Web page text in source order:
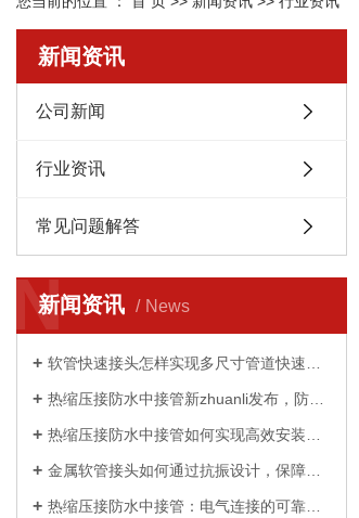
新闻资讯
公司新闻
行业资讯
常见问题解答
新闻资讯 News
N
软管快速接头怎样实现多尺寸管道快速适配？
热缩压接防水中接管新zhuanli发布，防水性能提升 50%
热缩压接防水中接管如何实现高效安装与持久防护？
金属软管接头如何通过抗振设计，保障工业设备稳定运行
热缩压接防水中接管：电气连接的可靠守护者